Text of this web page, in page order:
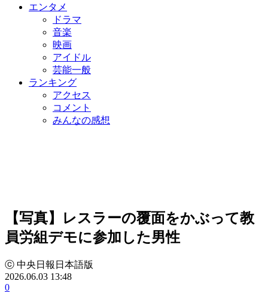
エンタメ
ドラマ
音楽
映画
アイドル
芸能一般
ランキング
アクセス
コメント
みんなの感想
【写真】レスラーの覆面をかぶって教
員労組デモに参加した男性
ⓒ 中央日報日本語版
2026.06.03 13:48
0